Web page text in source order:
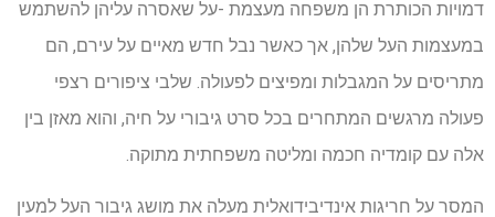
דמויות הכותרת הן משפחה מעצמת -על שאסרה עליהן להשתמש
במעצמות העל שלהן, אך כאשר נבל חדש מאיים על עירם, הם
מתריסים על המגבלות ומפיצים לפעולה. שלבי ציפורים רצפי
פעולה מרגשים המתחרים בכל סרט גיבורי על חיה, והוא מאזן בין
אלה עם קומדיה חכמה ומליטה משפחתית מתוקה.
המסר על חריגות אינדיבידואלית מעלה את מושג גיבור העל למעין